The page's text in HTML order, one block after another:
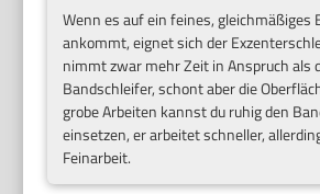
Wenn es auf ein feines, gleichmäßiges
ankommt, eignet sich der
nimmt zwar mehr Zeit in Anspruch als
Bandschleifer, schont aber die
grobe Arbeiten kannst du ruhig den
einsetzen, er arbeitet schneller,
Feinarbeit.